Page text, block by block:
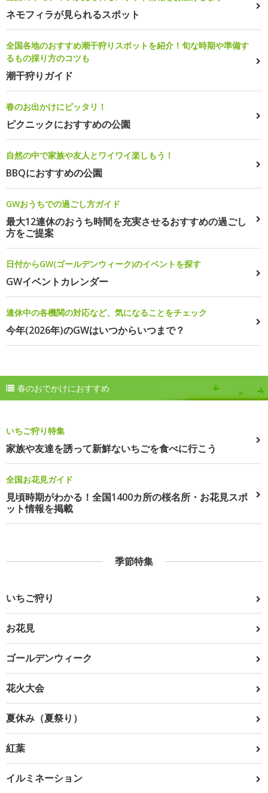
ネモフィラが見られるスポット
全国各地のおすすめ潮干狩りスポットを紹介！旬な時期や準備す
るもの採り方のコツも
潮干狩りガイド
春のお出かけにピッタリ！
ピクニックにおすすめの公園
自然の中で家族や友人とワイワイ楽しもう！
BBQにおすすめの公園
GWおうちでの過ごし方ガイド
最大12連休のおうち時間を充実させるおすすめの過ごし
方をご提案
日付からGW(ゴールデンウィーク)のイベントを探す
GWイベントカレンダー
連休中の各機関の対応など、気になることをチェック
今年(2026年)のGWはいつからいつまで？
春のおでかけにおすすめ
いちご狩り特集
家族や友達を誘って新鮮ないちごを食べに行こう
全国お花見ガイド
見頃時期がわかる！全国1400カ所の桜名所・お花見スポ
ット情報を掲載
季節特集
いちご狩り
お花見
ゴールデンウィーク
花火大会
夏休み（夏祭り）
紅葉
イルミネーション